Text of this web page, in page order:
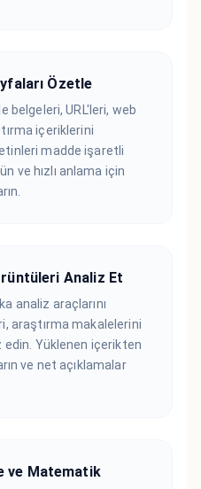
Özetle
belgeleri, URL'leri, web
içeriklerini
madde işaretli
ve hızlı anlama için
Analiz Et
analiz araçlarını
araştırma makalelerini
edin. Yüklenen içerikten
ve net açıklamalar
ve Matematik